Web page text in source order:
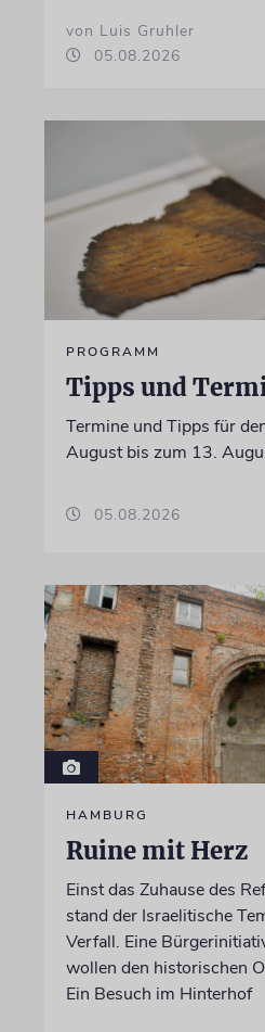
von Luis Gruhler
05.08.2026
PROGRAMM
Tipps und
Termine und Tipps für
August bis zum 13.
05.08.2026
HAMBURG
Ruine mit Herz
Einst das Zuhause des
stand der Israelitische
Verfall. Eine
wollen den historischen
Ein Besuch im Hinterhof